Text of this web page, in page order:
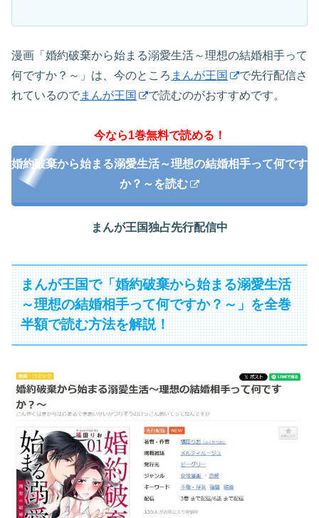
漫画「婚約破棄から始まる溺愛生活～理想の結婚相手って
何ですか？～」は、今のところ まんが王国
で先行配信さ
れているのでまんが王国 で読むのがおすすめです。
今なら1巻無料で読める！
婚約破棄から始まる溺愛生活～理想の結婚相手って何です
か？～を読む
まんが王国独占先行配信中
まんが王国で「婚約破棄から始まる溺愛生活
～理想の結婚相手って何ですか？～」を全巻
半額で読む方法を解説！